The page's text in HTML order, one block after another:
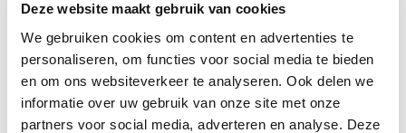
Deze website maakt gebruik van cookies
We gebruiken cookies om content en advertenties te
personaliseren, om functies voor social media te bieden
en om ons websiteverkeer te analyseren. Ook delen we
informatie over uw gebruik van onze site met onze
partners voor social media, adverteren en analyse. Deze
Plaats in favorieten
(excl. BTW / incl. BTW)
7,51 /9,09